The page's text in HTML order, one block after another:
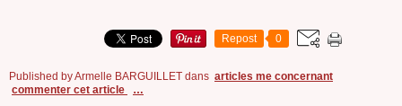
Repost 0
Published by Armelle BARGUILLET dans articles me concernant
commenter cet article
…